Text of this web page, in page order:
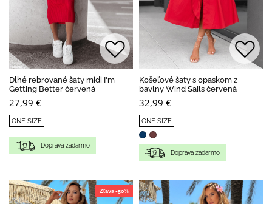
Dlhé rebrované šaty midi I'm
Getting Better červená
27,99 €
ONE SIZE
Doprava zadarmo
Košeľové šaty s opaskom z
bavlny Wind Sails červená
32,99 €
ONE SIZE
Doprava zadarmo
Zľava -50%